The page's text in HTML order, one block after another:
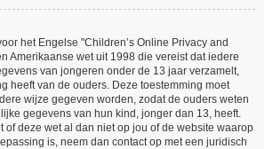
het Engelse "Children’s Online Privacy and
Amerikaanse wet uit 1998 die vereist dat iedere
van jongeren onder de 13 jaar verzamelt,
heeft van de ouders. Deze toestemming moet
wijze gegeven worden, zodat de ouders weten
gegevens van hun kind, jonger dan 13, heeft.
of deze wet al dan niet op jou of de website waarop
is, neem dan contact op met een juridisch